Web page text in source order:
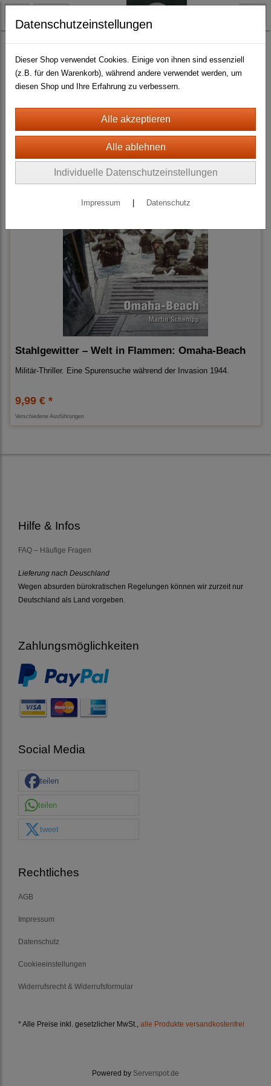
Alternativwelten Stahlgewitter
Sortierung wählen
Stahlgewitter – Welt in Flammen: Omaha-Beach
Militär-Thriller. Eine Spurensuche während der Invasion 1944.
9,99 € *
Verschiedene Ausführungen
Hilfe & Infos
FAQ – Häufige Fragen
Lieferung nach Deuschland
Wegen absurden bürokratischen Regelungen können wir zurzeit nur
Deutschland als Land vorgeben.
Zahlungsmöglichkeiten
Social Media
teilen
teilen
tweet
Rechtliches
AGB
Impressum
Datenschutz
Cookieeinstellungen
Widerrufsrecht & Widerrufsformular
* Alle Preise inkl. gesetzlicher MwSt., alle Produkte versandkostenfrei
Powered by Serverspot.de
Datenschutzeinstellungen
Dieser Shop verwendet Cookies. Einige von ihnen sind essenziell
(z.B. für den Warenkorb), während andere verwendet werden, um
diesen Shop und Ihre Erfahrung zu verbessern.
Individuelle Datenschutzeinstellungen
Impressum Datenschutz